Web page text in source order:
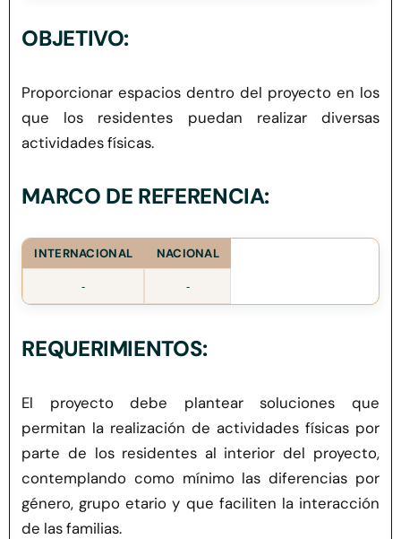
OBJETIVO:
Proporcionar espacios dentro del proyecto en los
que los residentes puedan realizar diversas
actividades físicas.
MARCO DE REFERENCIA:
INTERNACIONAL NACIONAL
- -
REQUERIMIENTOS:
El proyecto debe plantear soluciones que
permitan la realización de actividades físicas por
parte de los residentes al interior del proyecto,
contemplando como mínimo las diferencias por
género, grupo etario y que faciliten la interacción
de las familias.